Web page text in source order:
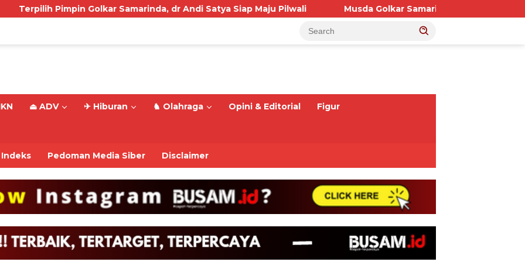
Samarinda, dr Andi Satya Siap Maju Pilwali Musda Golkar Samarinda : Dr Andi Satya Dipastikan Calon
⏏ ADV ✈ Hiburan ♞ Olahraga Opini & Editorial Figur
Indeks Pedoman Media Siber Disclaimer